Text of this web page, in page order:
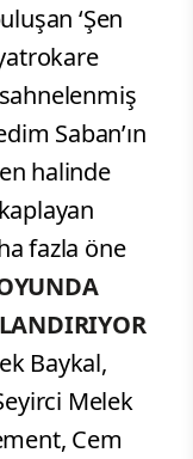
‘Şen
Saban’ın
halinde
fazla öne
Baykal,
Melek
Cem